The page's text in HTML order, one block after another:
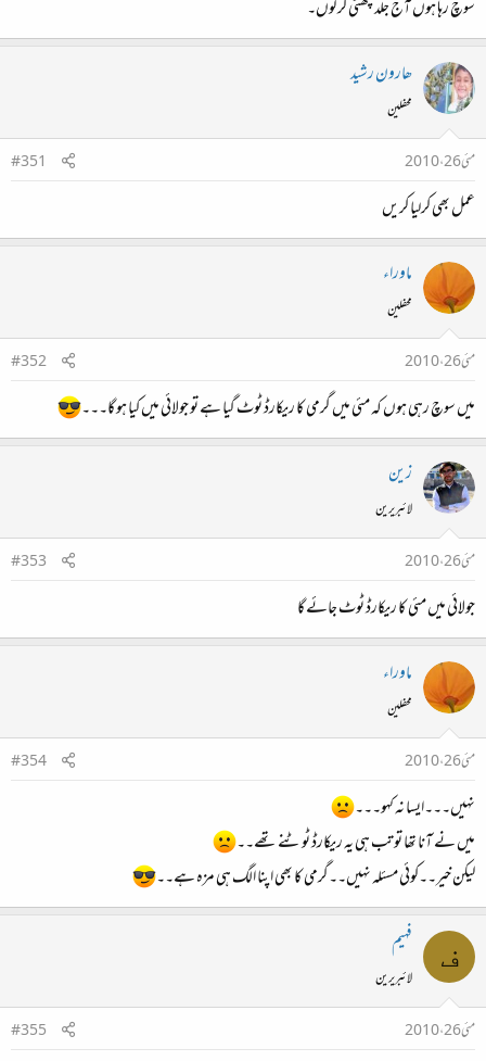
سوچ رہا ہوں آج جلد چھٹی کر لوں۔
ھارون رشید
محفلین
مئی 26، 2010
#351
عمل بھی کرلیا کریں
ماوراء
محفلین
مئی 26، 2010
#352
میں سوچ رہی ہوں کہ مئی میں گرمی کا ریکارڈ ٹوٹ گیا ہے تو جولائی میں کیا ہو گا۔۔۔
زین
لائبریرین
مئی 26، 2010
#353
جولائی میں مئی کا ریکارڈ ٹوٹ جائے گا
ماوراء
محفلین
مئی 26، 2010
#354
نہیں۔۔۔ایسا نہ کہو۔۔۔
میں نے آنا تھا تو تب ہی یہ ریکارڈ ٹوٹنے تھے۔۔
لیکن خیر۔۔کوئی مسئلہ نہیں۔۔گرمی کا بھی اپنا الگ ہی مزہ ہے۔۔
ف فہیم
لائبریرین
مئی 26، 2010
#355